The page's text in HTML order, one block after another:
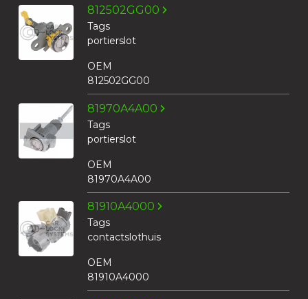
812502GG00
Tags
portierslot
OEM
812502GG00
81970A4A00
Tags
portierslot
OEM
81970A4A00
81910A4000
Tags
contactslothuis
OEM
81910A4000